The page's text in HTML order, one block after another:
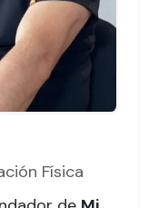
Física